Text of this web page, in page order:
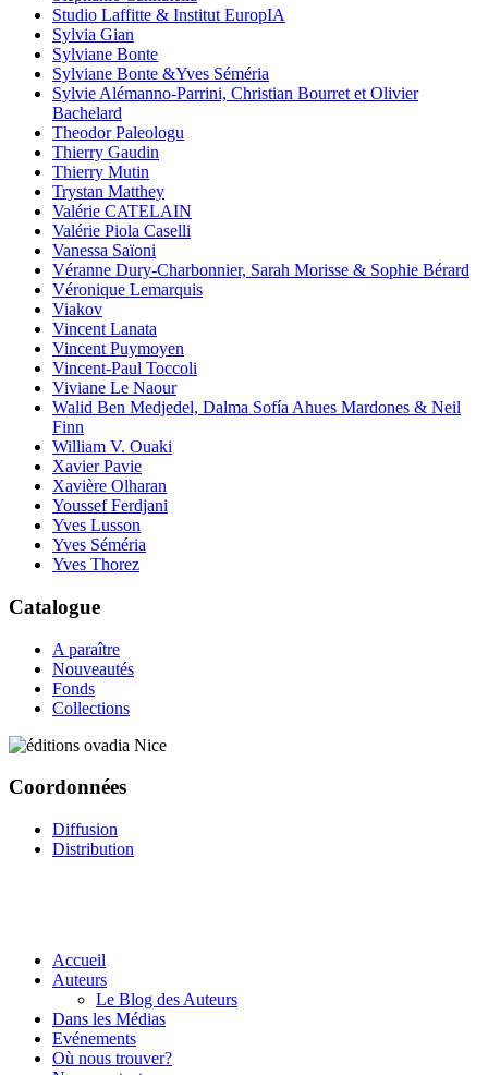
Studio Laffitte & Institut EuropIA
Sylvia Gian
Sylviane Bonte
Sylviane Bonte &Yves Séméria
Sylvie Alémanno-Parrini, Christian Bourret et Olivier
Bachelard
Theodor Paleologu
Thierry Gaudin
Thierry Mutin
Trystan Matthey
Valérie CATELAIN
Valérie Piola Caselli
Vanessa Saïoni
Véranne Dury-Charbonnier, Sarah Morisse & Sophie Bérard
Véronique Lemarquis
Viakov
Vincent Lanata
Vincent Puymoyen
Vincent-Paul Toccoli
Viviane Le Naour
Walid Ben Medjedel, Dalma Sofía Ahues Mardones & Neil
Finn
William V. Ouaki
Xavier Pavie
Xavière Olharan
Youssef Ferdjani
Yves Lusson
Yves Séméria
Yves Thorez
Catalogue
A paraître
Nouveautés
Fonds
Collections
Coordonnées
Diffusion
Distribution
Accueil
Auteurs
Le Blog des Auteurs
Dans les Médias
Evénements
Où nous trouver?